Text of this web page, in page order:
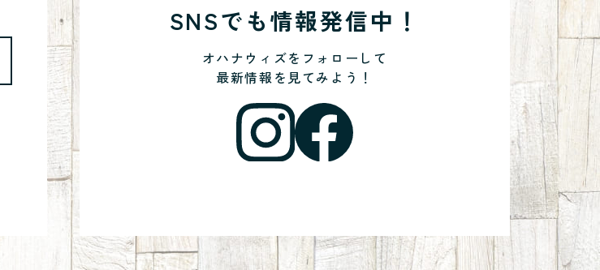
SNSでも情報発信中！
オハナウィズをフォローして
最新情報を見てみよう！